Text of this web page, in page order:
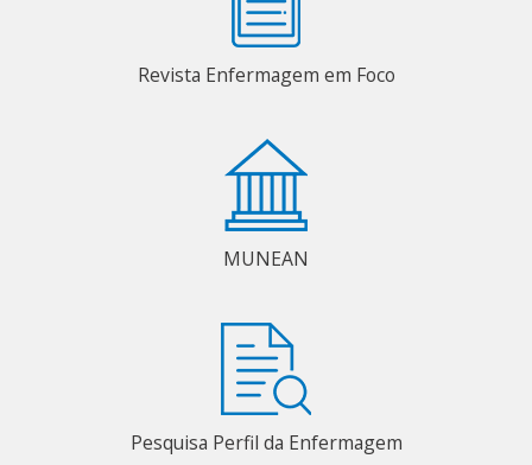
Revista Enfermagem em Foco
MUNEAN
Pesquisa Perfil da Enfermagem